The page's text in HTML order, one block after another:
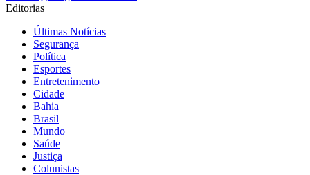
Editorias
Últimas Notícias
Segurança
Política
Esportes
Entretenimento
Cidade
Bahia
Brasil
Mundo
Saúde
Justiça
Colunistas